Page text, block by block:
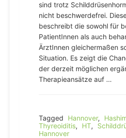
sind trotz
nicht beschwerdefrei.
beschreibt die sowohl für
PatientInnen als auch
ÄrztInnen gleichermaßen
Situation. Es zeigt die
der derzeit möglichen
Therapieansätze auf …
Tagged Hannover,
Thyreoiditis, HT,
Hannover